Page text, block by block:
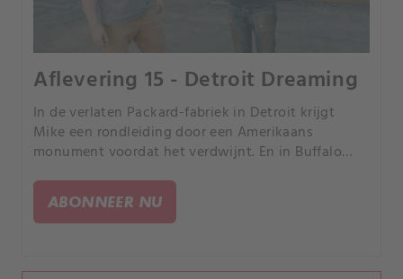
Aflevering 15 - Detroit Dreaming
In de verlaten Packard-fabriek in Detroit krijgt
Mike een rondleiding door een Amerikaans
monument voordat het verdwijnt. En in Buffalo
onder de oldtimermotoren.
ABONNEER NU